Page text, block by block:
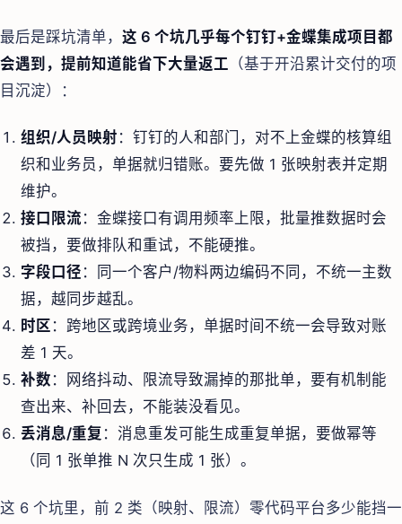
最后是踩坑清单， 这 6 个坑几乎每个钉钉+金蝶集成项目都
会遇到，提前知道能省下大量返工 （基于开沿累计交付的项
目沉淀）：
组织/人员映射 ：钉钉的人和部门，对不上金蝶的核算组
织和业务员，单据就归错账。要先做 1 张映射表并定期
维护。
接口限流 ：金蝶接口有调用频率上限，批量推数据时会
被挡，要做排队和重试，不能硬推。
字段口径 ：同一个客户/物料两边编码不同，不统一主数
据，越同步越乱。
时区 ：跨地区或跨境业务，单据时间不统一会导致对账
差 1 天。
补数 ：网络抖动、限流导致漏掉的那批单，要有机制能
查出来、补回去，不能装没看见。
丢消息/重复 ：消息重发可能生成重复单据，要做幂等
（同 1 张单推 N 次只生成 1 张）。
这 6 个坑里，前 2 类（映射、限流）零代码平台多少能挡一